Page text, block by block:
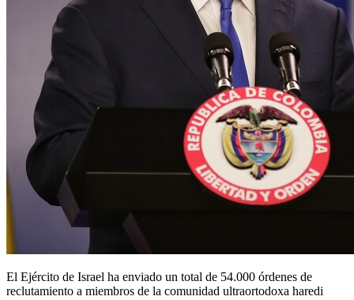
El Ejército de Israel ha enviado un total de 54.000 órdenes de
reclutamiento a miembros de la comunidad ultraortodoxa haredi